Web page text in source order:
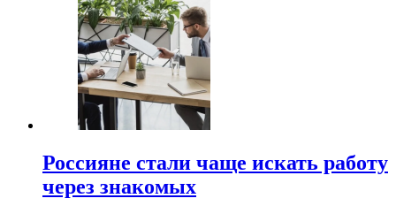
Россияне стали чаще искать работу
через знакомых